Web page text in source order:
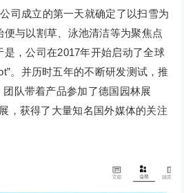
司成立的第一天就确定了以扫雪为
与以割草、泳池清洁等为聚焦点
是，公司在2017年开始启动了全球
。并历时五年的不断研发测试，推
队带着产品参加了德国园林展
，获得了大量知名国外媒体的关注